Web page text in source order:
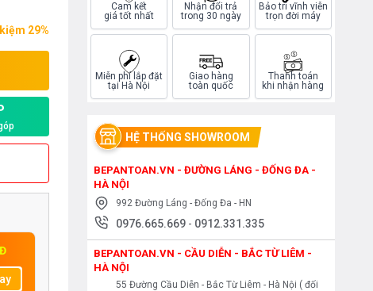
29%
Cam kết
giá tốt nhất
Nhận đổi trả
trong 30 ngày
Bảo trì vĩnh viễn
trọn đời máy
Miễn phí lắp đặt
tại Hà Nội
Giao hàng
toàn quốc
Thanh toán
khi nhận hàng
HỆ THỐNG SHOWROOM
BEPANTOAN.VN - ĐƯỜNG LÁNG - ĐỐNG ĐA -
HÀ NỘI
992 Đường Láng - Đống Đa - HN
0976.665.669 - 0912.331.335
BEPANTOAN.VN - CẦU DIỄN - BẮC TỪ LIÊM -
HÀ NỘI
55 Đường Cầu Diễn - Bắc Từ Liêm - Hà Nội ( đối